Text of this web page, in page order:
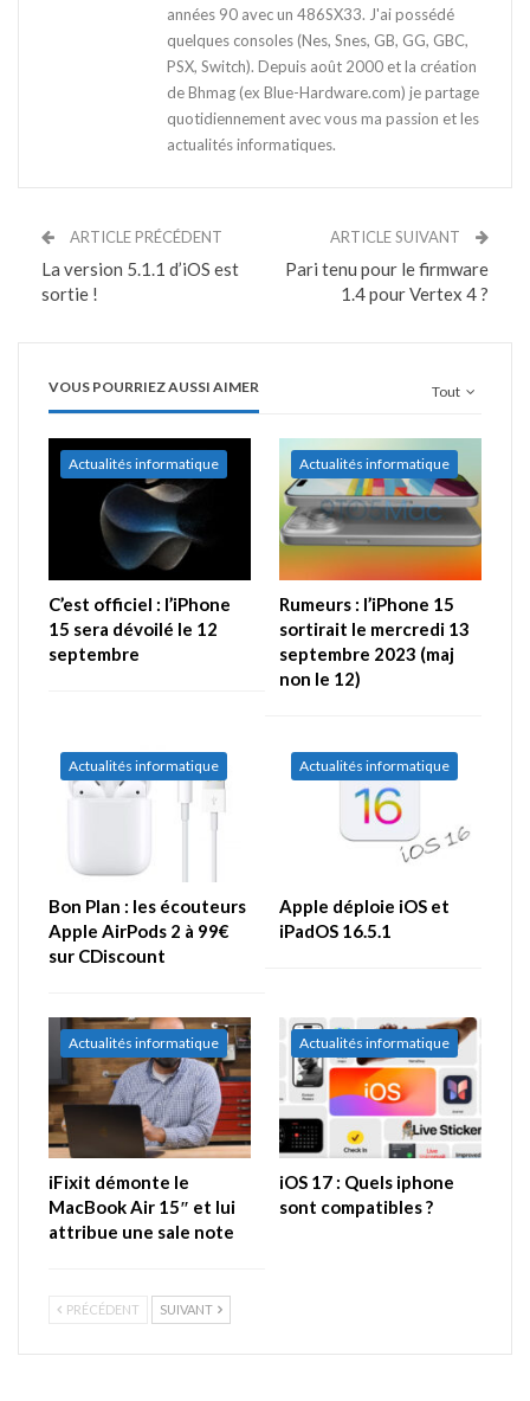
années 90 avec un 486SX33. J'ai possédé
quelques consoles (Nes, Snes, GB, GG, GBC,
PSX, Switch). Depuis août 2000 et la création
de Bhmag (ex Blue-Hardware.com) je partage
quotidiennement avec vous ma passion et les
actualités informatiques.
ARTICLE PRÉCÉDENT
La version 5.1.1 d’iOS est
sortie !
ARTICLE SUIVANT
Pari tenu pour le firmware
1.4 pour Vertex 4 ?
Tout
VOUS POURRIEZ AUSSI AIMER
Actualités informatique
C’est officiel : l’iPhone
15 sera dévoilé le 12
septembre
Actualités informatique
Rumeurs : l’iPhone 15
sortirait le mercredi 13
septembre 2023 (maj
non le 12)
Actualités informatique
Bon Plan : les écouteurs
Apple AirPods 2 à 99€
sur CDiscount
Actualités informatique
Apple déploie iOS et
iPadOS 16.5.1
Actualités informatique
iFixit démonte le
MacBook Air 15″ et lui
attribue une sale note
Actualités informatique
iOS 17 : Quels iphone
sont compatibles ?
PRÉCÉDENT SUIVANT